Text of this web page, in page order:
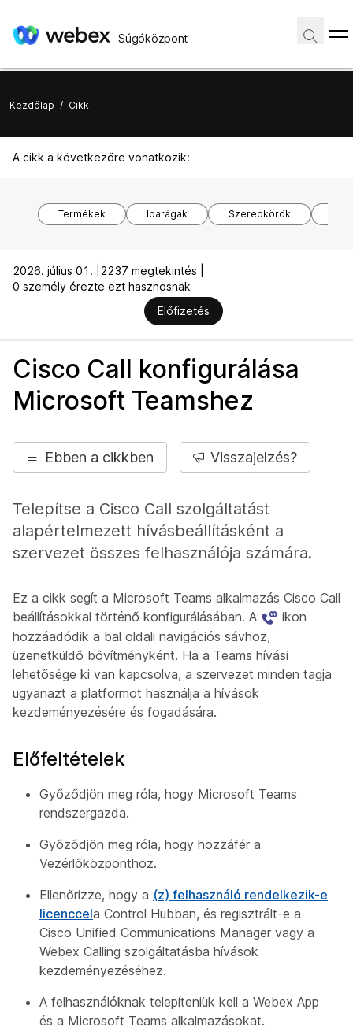
Súgóközpont
Kezdőlap / Cikk
A cikk a következőre vonatkozik:
Termékek Iparágak Szerepkörök
2026. július 01. |
2237 megtekintés |
0 személy érezte ezt hasznosnak
Előfizetés
Cisco Call konfigurálása
Microsoft Teamshez
Ebben a cikkben Visszajelzés?
Telepítse a Cisco Call szolgáltatást
alapértelmezett hívásbeállításként a
szervezet összes felhasználója számára.
Ez a cikk segít a Microsoft Teams alkalmazás Cisco Call
beállításokkal történő konfigurálásában. A
ikon
hozzáadódik a bal oldali navigációs sávhoz,
üzenetküldő bővítményként. Ha a Teams hívási
lehetősége ki van kapcsolva, a szervezet minden tagja
ugyanazt a platformot használja a hívások
kezdeményezésére és fogadására.
Előfeltételek
Győződjön meg róla, hogy Microsoft Teams
rendszergazda.
Győződjön meg róla, hogy hozzáfér a
Vezérlőközponthoz.
Ellenőrizze, hogy a (z) felhasználó rendelkezik-e
licenccela Control Hubban, és regisztrált-e a
Cisco Unified Communications Manager vagy a
Webex Calling szolgáltatásba hívások
kezdeményezéséhez.
A felhasználóknak telepíteniük kell a Webex App
és a Microsoft Teams alkalmazásokat.